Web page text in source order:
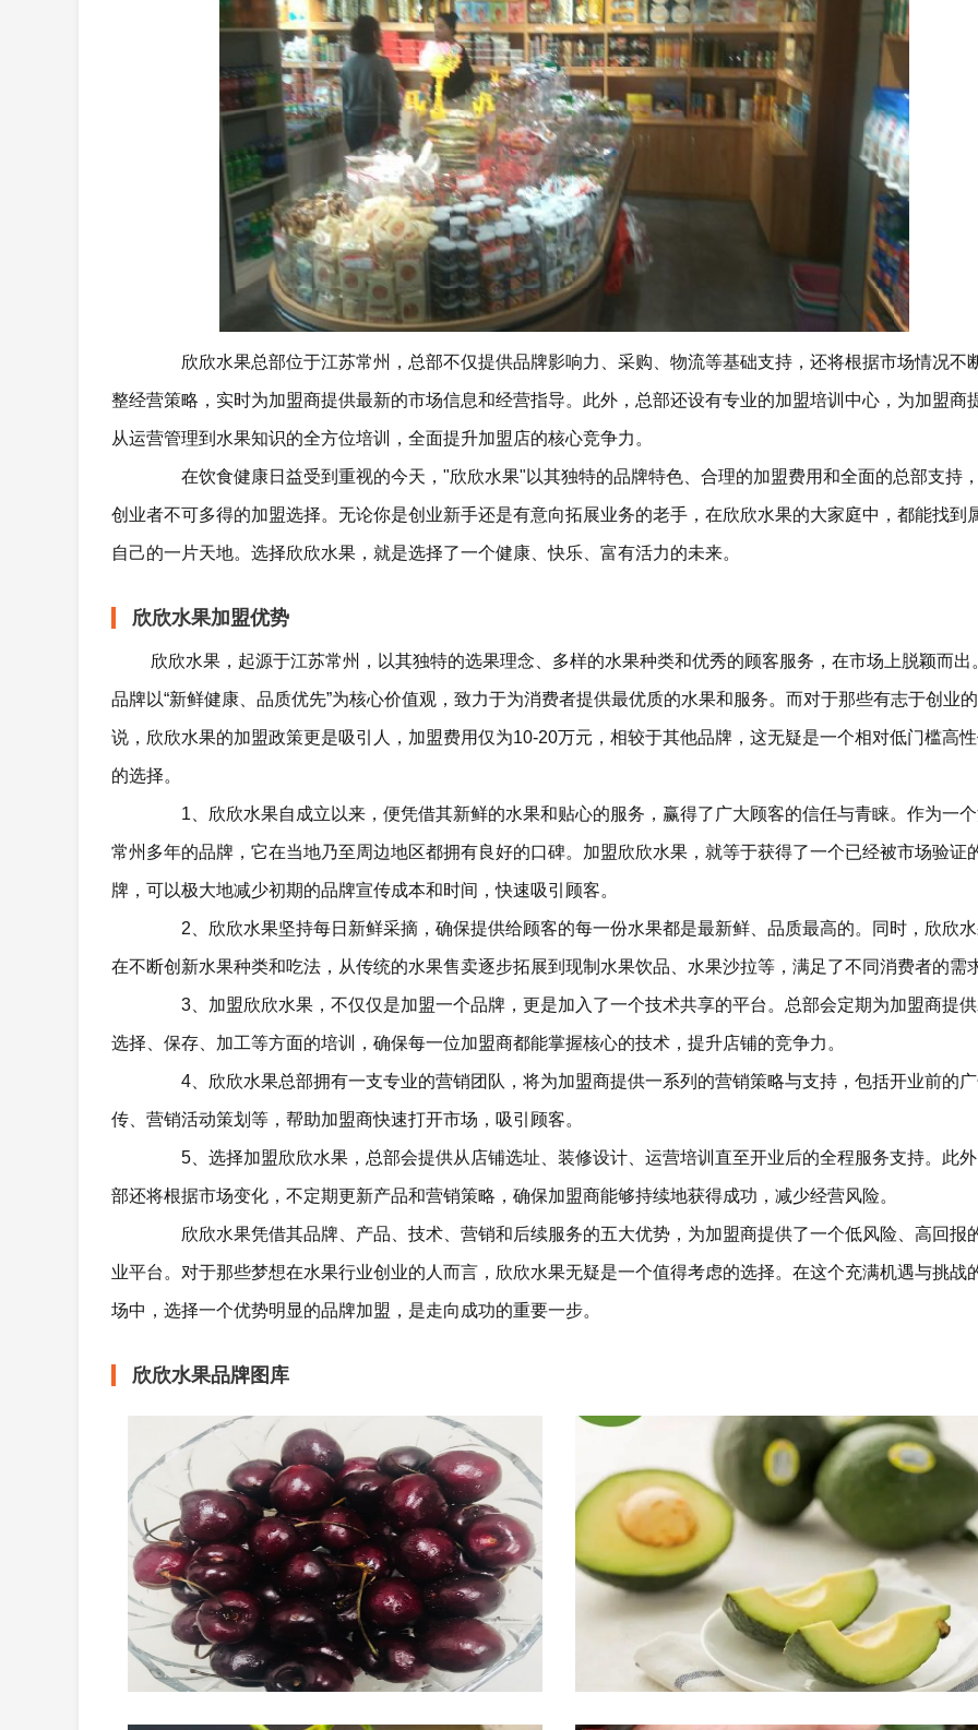
欣欣水果总部位于江苏常州，总部不仅提供品牌影响力、采购、物流等基础支持，还将根据市场情况不
整经营策略，实时为加盟商提供最新的市场信息和经营指导。此外，总部还设有专业的加盟培训中心，为加盟商
从运营管理到水果知识的全方位培训，全面提升加盟店的核心竞争力。
在饮食健康日益受到重视的今天，"欣欣水果"以其独特的品牌特色、合理的加盟费用和全面的总部支持
创业者不可多得的加盟选择。无论你是创业新手还是有意向拓展业务的老手，在欣欣水果的大家庭中，都能找到
自己的一片天地。选择欣欣水果，就是选择了一个健康、快乐、富有活力的未来。
欣欣水果加盟优势
欣欣水果，起源于江苏常州，以其独特的选果理念、多样的水果种类和优秀的顾客服务，在市场上脱颖而出
品牌以“新鲜健康、品质优先”为核心价值观，致力于为消费者提供最优质的水果和服务。而对于那些有志于创业
说，欣欣水果的加盟政策更是吸引人，加盟费用仅为10-20万元，相较于其他品牌，这无疑是一个相对低门槛高
的选择。
1、欣欣水果自成立以来，便凭借其新鲜的水果和贴心的服务，赢得了广大顾客的信任与青睐。作为一
常州多年的品牌，它在当地乃至周边地区都拥有良好的口碑。加盟欣欣水果，就等于获得了一个已经被市场验证
牌，可以极大地减少初期的品牌宣传成本和时间，快速吸引顾客。
2、欣欣水果坚持每日新鲜采摘，确保提供给顾客的每一份水果都是最新鲜、品质最高的。同时，欣欣
在不断创新水果种类和吃法，从传统的水果售卖逐步拓展到现制水果饮品、水果沙拉等，满足了不同消费者的需
3、加盟欣欣水果，不仅仅是加盟一个品牌，更是加入了一个技术共享的平台。总部会定期为加盟商提
选择、保存、加工等方面的培训，确保每一位加盟商都能掌握核心的技术，提升店铺的竞争力。
4、欣欣水果总部拥有一支专业的营销团队，将为加盟商提供一系列的营销策略与支持，包括开业前的
传、营销活动策划等，帮助加盟商快速打开市场，吸引顾客。
5、选择加盟欣欣水果，总部会提供从店铺选址、装修设计、运营培训直至开业后的全程服务支持。此
部还将根据市场变化，不定期更新产品和营销策略，确保加盟商能够持续地获得成功，减少经营风险。
欣欣水果凭借其品牌、产品、技术、营销和后续服务的五大优势，为加盟商提供了一个低风险、高回报
业平台。对于那些梦想在水果行业创业的人而言，欣欣水果无疑是一个值得考虑的选择。在这个充满机遇与挑战
场中，选择一个优势明显的品牌加盟，是走向成功的重要一步。
欣欣水果品牌图库